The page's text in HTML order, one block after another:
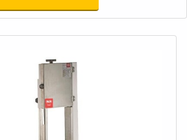
contra danos
a variável durante as
do aparelho, é possível que
importante em indústrias de um
as que necessitam de alta
e indústrias dos mais
não podemos esquecer que